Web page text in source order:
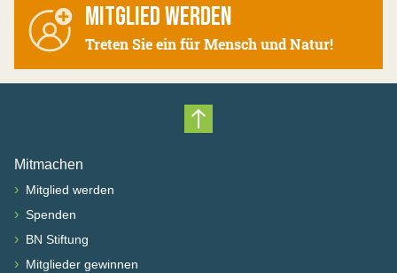
MITGLIED WERDEN
Treten Sie ein für Mensch und Natur!
Nach oben scrollen
Mitmachen
› Mitglied werden
› Spenden
› BN Stiftung
› Mitglieder gewinnen